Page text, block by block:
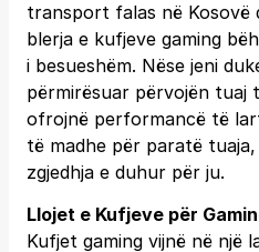
transport falas në Kosovë
blerja e kufjeve gaming
i besueshëm. Nëse jeni
përmirësuar përvojën tuaj
ofrojnë performancë të
të madhe për paratë
zgjedhja e duhur për ju.
Llojet e Kufjeve për
Kufjet gaming vijnë në një